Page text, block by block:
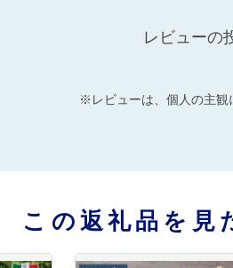
レビューの
※レビューは、個人の主観
この返礼品を見